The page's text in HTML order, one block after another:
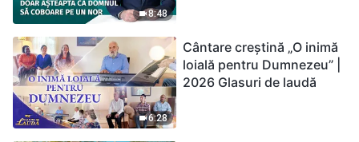
8:48
6:28
Cântare creștină „O inimă
loială pentru Dumnezeu” |
2026 Glasuri de laudă